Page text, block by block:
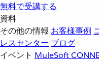
無料で受講する
資料
その他の情報 お客様事例
レスセンター ブログ
イベント MuleSoft